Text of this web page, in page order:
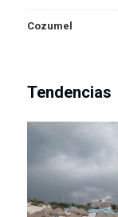
Cozumel
Tendencias